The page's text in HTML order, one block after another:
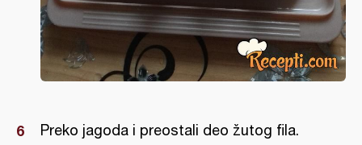
Preko jagoda i preostali deo žutog fila.